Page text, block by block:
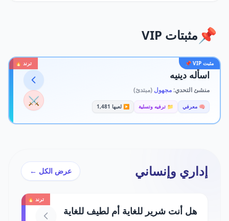
📌 مثبتات VIP
مثبت VIP 📌 ترند 🔥
اسأله دينيه
منشئ التحدي:مجهول (مبتدئ)
🧠 معرفي 📁 ترفيه وتسلية ▶️ لعبها 1,481 ⚔️
إداري وإنساني عرض الكل ←
ترند 🔥
هل أنت شرير للغاية أم لطيف للغاية